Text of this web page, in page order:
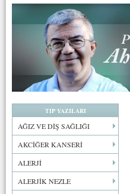
TIP YAZILARI
AĞIZ VE DİŞ SAĞLIĞI
AKCİĞER KANSERİ
ALERJİ
ALERJİK NEZLE